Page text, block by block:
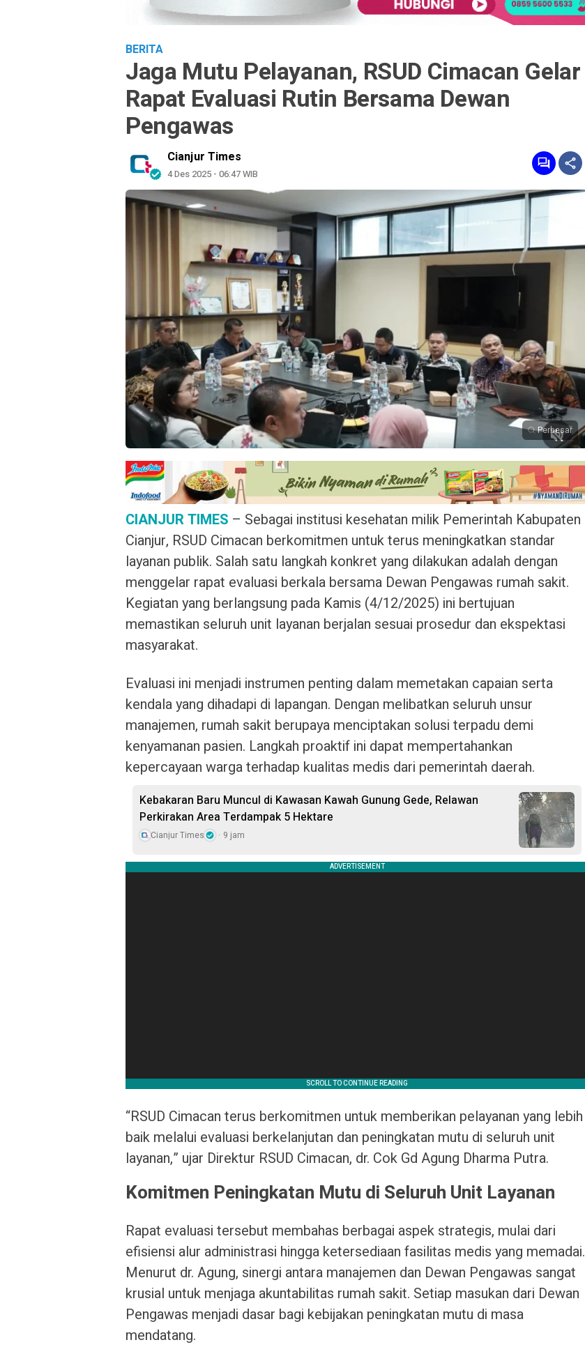
BERITA
Jaga Mutu Pelayanan, RSUD Cimacan Gelar
Rapat Evaluasi Rutin Bersama Dewan
Pengawas
Cianjur Times
4 Des 2025 - 06:47 WIB
Perbesar
CIANJUR TIMES – Sebagai institusi kesehatan milik Pemerintah Kabupaten
Cianjur, RSUD Cimacan berkomitmen untuk terus meningkatkan standar
layanan publik. Salah satu langkah konkret yang dilakukan adalah dengan
menggelar rapat evaluasi berkala bersama Dewan Pengawas rumah sakit.
Kegiatan yang berlangsung pada Kamis (4/12/2025) ini bertujuan
memastikan seluruh unit layanan berjalan sesuai prosedur dan ekspektasi
masyarakat.
Evaluasi ini menjadi instrumen penting dalam memetakan capaian serta
kendala yang dihadapi di lapangan. Dengan melibatkan seluruh unsur
manajemen, rumah sakit berupaya menciptakan solusi terpadu demi
kenyamanan pasien. Langkah proaktif ini dapat mempertahankan
kepercayaan warga terhadap kualitas medis dari pemerintah daerah.
Kebakaran Baru Muncul di Kawasan Kawah Gunung Gede, Relawan
Perkirakan Area Terdampak 5 Hektare
Cianjur Times 9 jam
“RSUD Cimacan terus berkomitmen untuk memberikan pelayanan yang lebih
baik melalui evaluasi berkelanjutan dan peningkatan mutu di seluruh unit
layanan,” ujar Direktur RSUD Cimacan, dr. Cok Gd Agung Dharma Putra.
Komitmen Peningkatan Mutu di Seluruh Unit Layanan
Rapat evaluasi tersebut membahas berbagai aspek strategis, mulai dari
efisiensi alur administrasi hingga ketersediaan fasilitas medis yang memadai.
Menurut dr. Agung, sinergi antara manajemen dan Dewan Pengawas sangat
krusial untuk menjaga akuntabilitas rumah sakit. Setiap masukan dari Dewan
Pengawas menjadi dasar bagi kebijakan peningkatan mutu di masa
mendatang.